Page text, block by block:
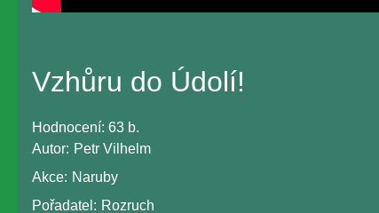
Vzhůru do Údolí!
Hodnocení: 63 b.
Autor: Petr Vilhelm
Akce: Naruby
Pořadatel: Rozruch